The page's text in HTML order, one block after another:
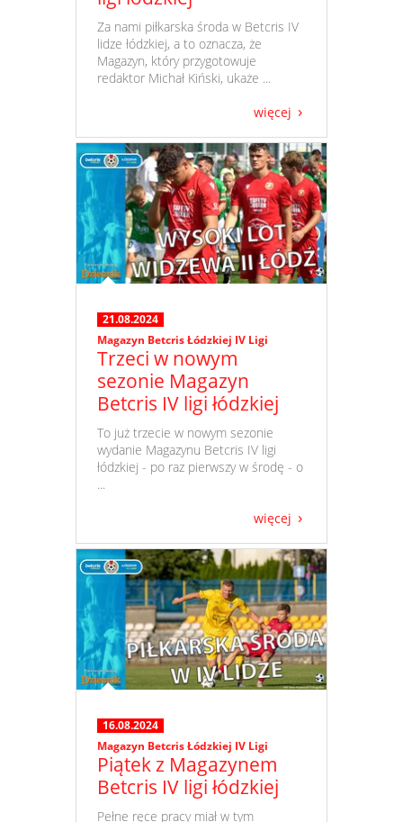
​ Za nami piłkarska środa w Betcris IV
lidze łódzkiej, a to oznacza, że
Magazyn, który przygotowuje
redaktor Michał Kiński, ukaże ...
więcej
21.08.2024
Magazyn Betcris Łódzkiej IV Ligi
Trzeci w nowym
sezonie Magazyn
Betcris IV ligi łódzkiej
​ To już trzecie w nowym sezonie
wydanie Magazynu Betcris IV ligi
łódzkiej - po raz pierwszy w środę - o
...
więcej
16.08.2024
Magazyn Betcris Łódzkiej IV Ligi
Piątek z Magazynem
Betcris IV ligi łódzkiej
​ Pełne ręce pracy miał w tym